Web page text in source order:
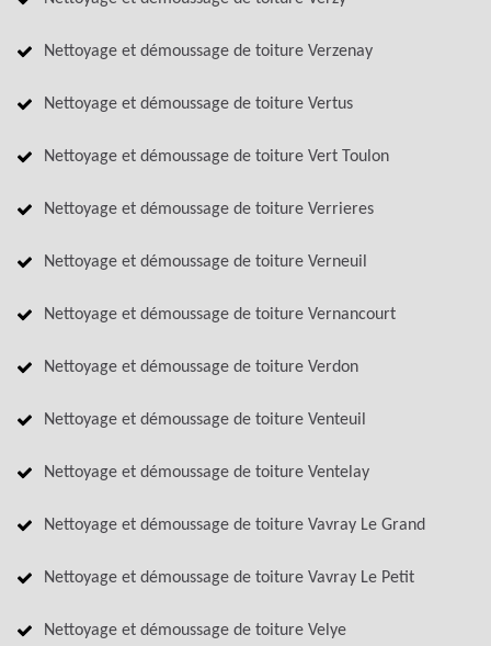
Nettoyage et démoussage de toiture Verzenay
Nettoyage et démoussage de toiture Vertus
Nettoyage et démoussage de toiture Vert Toulon
Nettoyage et démoussage de toiture Verrieres
Nettoyage et démoussage de toiture Verneuil
Nettoyage et démoussage de toiture Vernancourt
Nettoyage et démoussage de toiture Verdon
Nettoyage et démoussage de toiture Venteuil
Nettoyage et démoussage de toiture Ventelay
Nettoyage et démoussage de toiture Vavray Le Grand
Nettoyage et démoussage de toiture Vavray Le Petit
Nettoyage et démoussage de toiture Velye